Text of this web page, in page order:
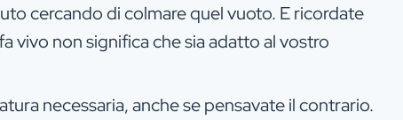
cercando di colmare quel vuoto. E ricordate
vivo non significa che sia adatto al vostro
necessaria, anche se pensavate il contrario.